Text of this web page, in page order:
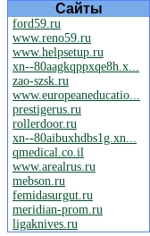
Сайты
ford59.ru
www.reno59.ru
www.helpsetup.ru
xn--80aagkqppxqe8h.x...
zao-szsk.ru
www.europeaneducatio...
prestigerus.ru
rollerdoor.ru
xn--80aibuxhdbs1g.xn...
qmedical.co.il
www.arealrus.ru
mebson.ru
femidasurgut.ru
meridian-prom.ru
ligaknives.ru